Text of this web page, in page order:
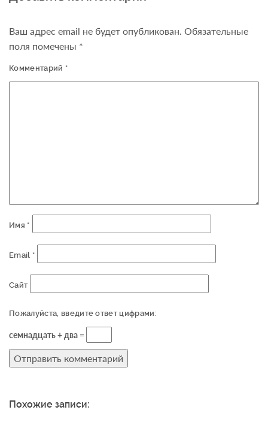
Ваш адрес email не будет опубликован. Обязательные
поля помечены *
Комментарий *
Имя *
Email *
Сайт
Пожалуйста, введите ответ цифрами:
семнадцать + два =
Похожие записи: